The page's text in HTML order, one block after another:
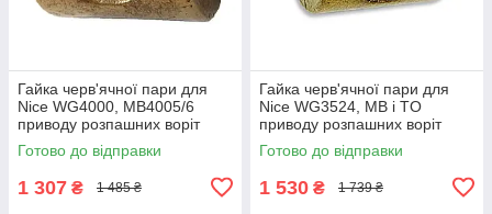
Гайка черв'ячної пари для
Nice WG4000, MB4005/6
приводу розпашних воріт
PMD0944R04.4610
Готово до відправки
1 307 ₴ 1 485 ₴
Гайка черв'ячної пари для
Nice WG3524, MB і TO
приводу розпашних воріт
PMD0943R05.4610
Готово до відправки
1 530 ₴ 1 739 ₴